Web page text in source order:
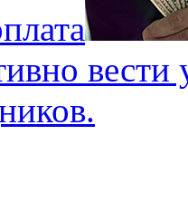
вести